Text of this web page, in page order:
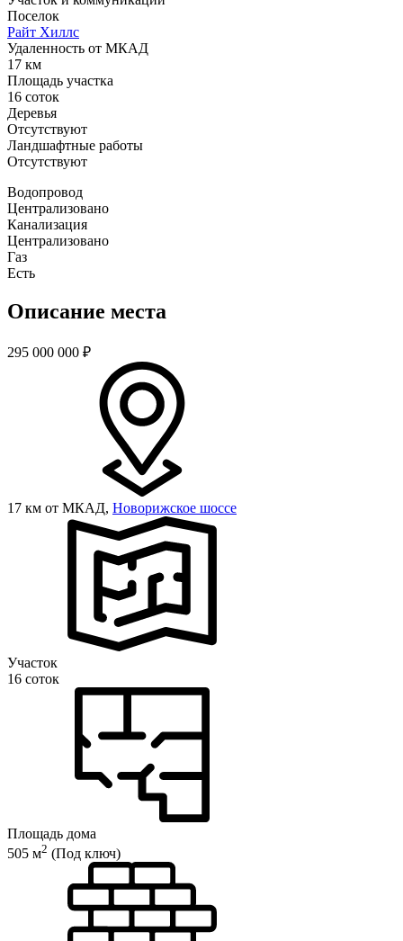
Поселок
Райт Хиллс
Удаленность от МКАД
17 км
Площадь участка
16 соток
Деревья
Отсутствуют
Ландшафтные работы
Отсутствуют
Водопровод
Централизовано
Канализация
Централизовано
Газ
Есть
Описание места
295 000 000 ₽
17 км от МКАД, Новорижское шоссе
Участок
16 соток
Площадь дома
505 м2 (Под ключ)